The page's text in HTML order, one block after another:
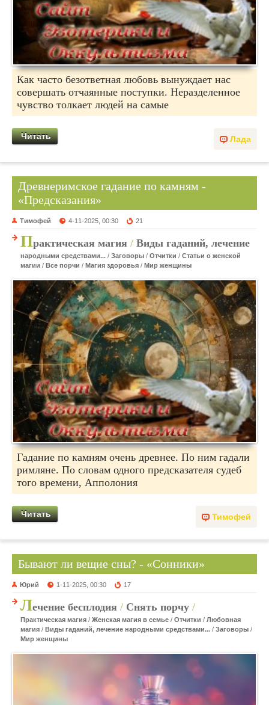
Как часто безответная любовь вынуждает нас
совершать отчаянные поступки. Неразделенное
чувство толкает людей на самые
Лада
Читать
Древнеримское гадание по камням -
«Предсказания»
Тимофей 4-11-2025, 00:30 21
Практическая магия / Виды гаданий, лечение
народными средствами... / Заговоры / Отчитки / Статьи о женской
магии / Все порчи / Магия здоровья / Мир женщины
Гадание по камням очень древнее. По ним гадали
римляне. По словам одного предсказателя судеб
того времени, Апполония
Тимофей
Читать
Бывают ли вещие сны? - «Сонники»
Юрий 1-11-2025, 00:30 17
Лечение бесплодия / Снять порчу /
Практическая магия / Женская магия в семье / Отчитки / Любовная
магия / Виды гаданий, лечение народными средствами... / Заговоры /
Мир женщины